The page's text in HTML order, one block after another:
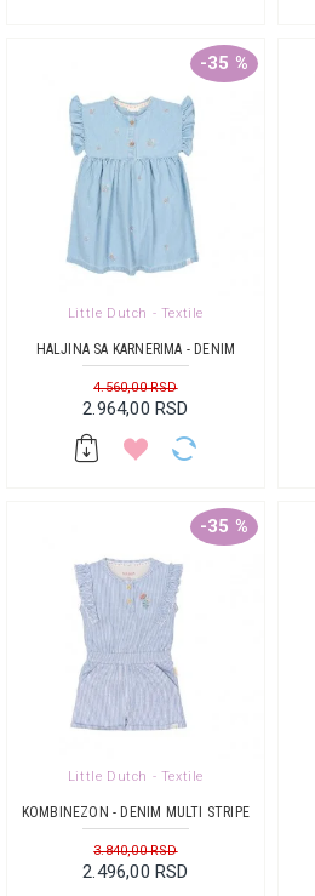
-35 %
Little Dutch - Textile
HALJINA SA KARNERIMA - DENIM
2.964,00 RSD
4.560,00 RSD
-35 %
Little Dutch - Textile
KOMBINEZON - DENIM MULTI STRIPE
2.496,00 RSD
3.840,00 RSD